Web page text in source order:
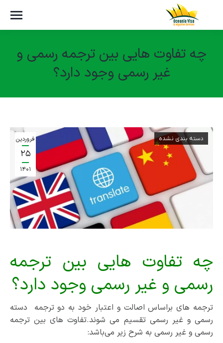
چه تفاوت هایی بین ترجمه رسمی و
غیر رسمی وجود دارد؟
فروردین
۲۵
۱۴۰۱
دسته بندی نشده
چه تفاوت هایی بین ترجمه
رسمی و غیر رسمی وجود دارد؟
ترجمه های براساس اصالت و اعتبار خود به دو ترجمه دسته
رسمی و غیر رسمی تقسیم می شوند.تفاوت های بین ترجمه
رسمی و غیر رسمی به شرح زیر می‌باشد: